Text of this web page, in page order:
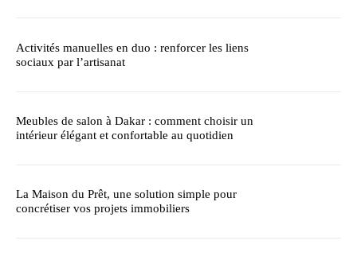
Activités manuelles en duo : renforcer les liens
sociaux par l’artisanat
Meubles de salon à Dakar : comment choisir un
intérieur élégant et confortable au quotidien
La Maison du Prêt, une solution simple pour
concrétiser vos projets immobiliers